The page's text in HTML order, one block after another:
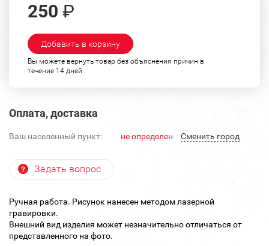
250 ₽
Добавить в корзину
Вы можете вернуть товар без объяснения причин в
течение 14 дней
Оплата, доставка
Ваш населенный пункт: не определен Cменить город
Задать вопрос
Ручная работа. Рисунок нанесен методом лазерной
гравировки.
Внешний вид изделия может незначительно отличаться от
представленного на фото.